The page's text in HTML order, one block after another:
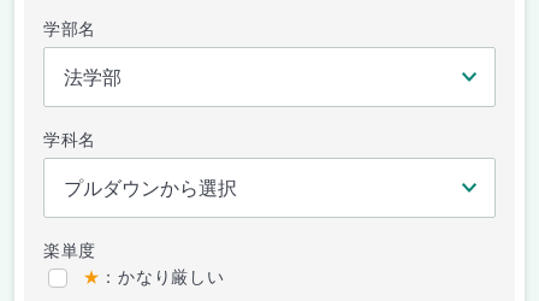
学部名
学科名
楽単度
★ ：かなり厳しい